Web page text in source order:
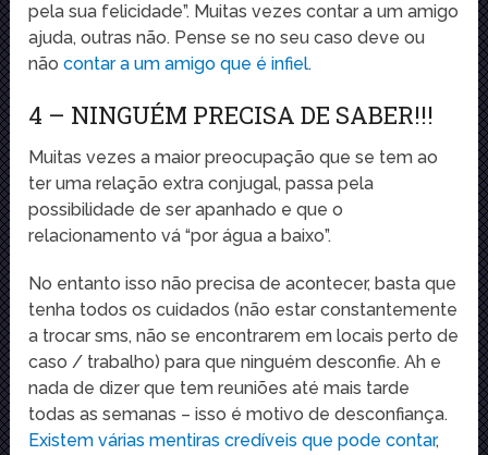
pela sua felicidade”. Muitas vezes contar a um amigo
ajuda, outras não. Pense se no seu caso deve ou
nãocontar a um amigo que é infiel.
4 – NINGUÉM PRECISA DE SABER!!!
Muitas vezes a maior preocupação que se tem ao
ter uma relação extra conjugal, passa pela
possibilidade de ser apanhado e que o
relacionamento vá “por água a baixo”.
No entanto isso não precisa de acontecer, basta que
tenha todos os cuidados (não estar constantemente
a trocar sms, não se encontrarem em locais perto de
caso / trabalho) para que ninguém desconfie. Ah e
nada de dizer que tem reuniões até mais tarde
todas as semanas – isso é motivo de desconfiança.
Existem várias mentiras credíveis que pode contar,